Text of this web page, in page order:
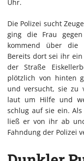
Uhr.
Die Polizei sucht
ging die Frau
kommend über die
Bereits dort sei ihr
der Straße
plötzlich von hinten
und versucht, sie zu
laut um Hilfe und
schlug auf sie ein.
ließ er von ihr ab
Fahndung der Polizei